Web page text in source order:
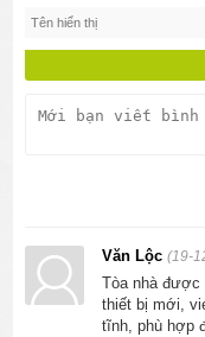
Văn Lộc(19-
Tòa nhà được
thiết bị mới,
tĩnh, phù hợp